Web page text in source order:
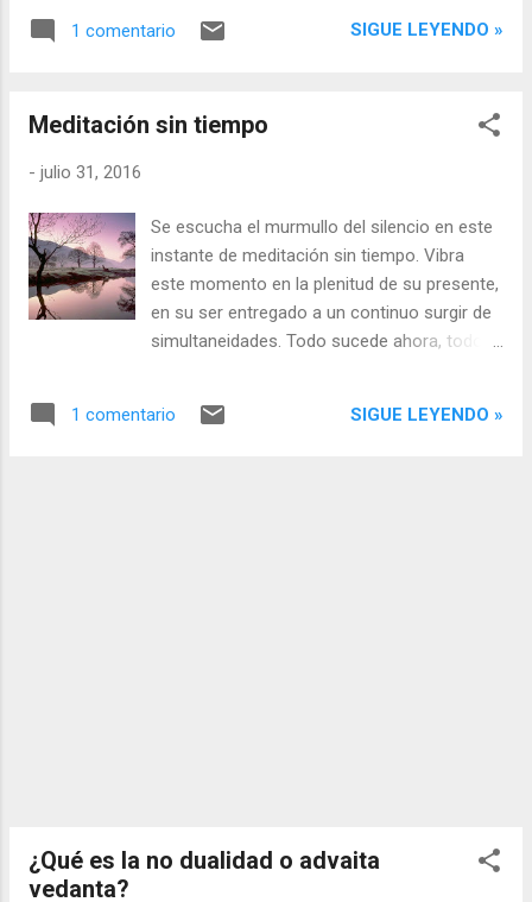
amor que te guía confiado, sin saber nada,
1 comentario SIGUE LEYENDO »
Meditación sin tiempo
- julio 31, 2016
Se escucha el murmullo del silencio en este
instante de meditación sin tiempo. Vibra
este momento en la plenitud de su presente,
en su ser entregado a un continuo surgir de
simultaneidades. Todo sucede ahora, todo
No hay sujeto, ni objeto, ni verbo. Solamente
1 comentario SIGUE LEYENDO »
¿Qué es la no dualidad o advaita
vedanta?